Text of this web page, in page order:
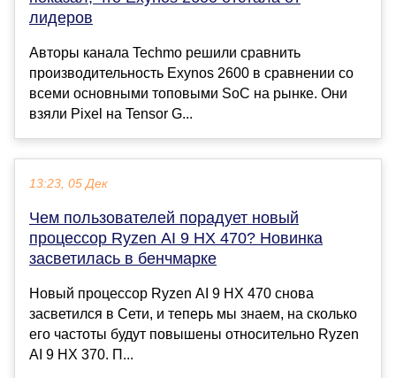
лидеров
Авторы канала Techmo решили сравнить
производительность Exynos 2600 в сравнении со
всеми основными топовыми SoC на рынке. Они
взяли Pixel на Tensor G...
13:23, 05 Дек
Чем пользователей порадует новый
процессор Ryzen AI 9 HX 470? Новинка
засветилась в бенчмарке
Новый процессор Ryzen AI 9 HX 470 снова
засветился в Сети, и теперь мы знаем, на сколько
его частоты будут повышены относительно Ryzen
AI 9 HX 370. П...